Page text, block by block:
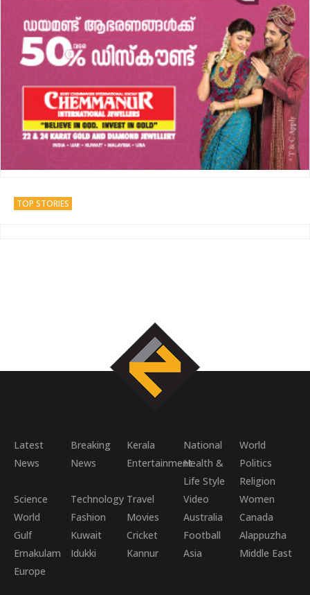
TOP STORIES
Latest
News
Breaking
News
Kerala National
World
EntertainmentHealth &
Life Style
Politics
Religion
Science
World
Technology Travel Video
Women
Fashion
Movies Australia
Canada
Gulf
Kuwait Cricket Football
Alappuzha
Ernakulam
Idukki Kannur Asia
Middle East
Europe